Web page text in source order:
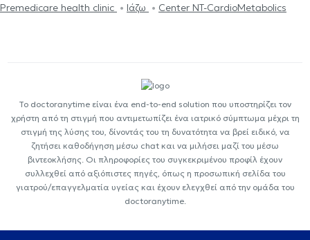
Premedicare health clinic
Ιάζω Center NT-CardioMetabolics
Το doctoranytime είναι ένα end-to-end solution που υποστηρίζει τον
χρήστη από τη στιγμή που αντιμετωπίζει ένα ιατρικό σύμπτωμα μέχρι τη
στιγμή της λύσης του, δίνοντάς του τη δυνατότητα να βρεί ειδικό, να
ζητήσει καθοδήγηση μέσω chat και να μιλήσει μαζί του μέσω
βιντεοκλήσης. Οι πληροφορίες του συγκεκριμένου προφίλ έχουν
συλλεχθεί από αξιόπιστες πηγές, όπως η προσωπική σελίδα του
γιατρού/επαγγελματία υγείας και έχουν ελεγχθεί από την ομάδα του
doctoranytime.